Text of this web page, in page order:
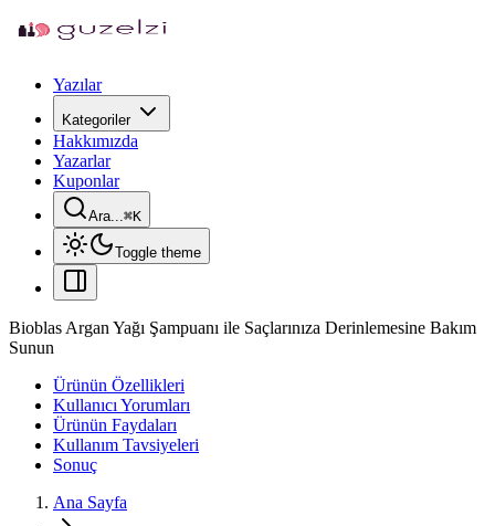
Yazılar
Kategoriler
Hakkımızda
Yazarlar
Kuponlar
Ara...⌘K
Toggle theme
Bioblas Argan Yağı Şampuanı ile Saçlarınıza Derinlemesine Bakım
Sunun
Ürünün Özellikleri
Kullanıcı Yorumları
Ürünün Faydaları
Kullanım Tavsiyeleri
Sonuç
Ana Sayfa